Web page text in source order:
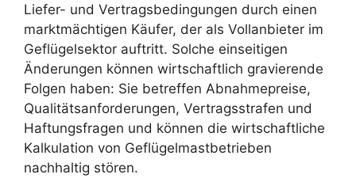
Liefer- und Vertragsbedingungen durch einen
marktmächtigen Käufer, der als Vollanbieter im
Geflügelsektor auftritt. Solche einseitigen
Änderungen können wirtschaftlich gravierende
Folgen haben: Sie betreffen Abnahmepreise,
Qualitätsanforderungen, Vertragsstrafen und
Haftungsfragen und können die wirtschaftliche
Kalkulation von Geflügelmastbetrieben
nachhaltig stören.